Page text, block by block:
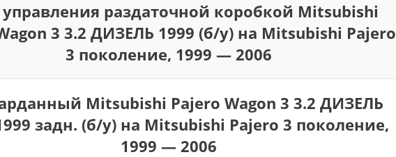
раздаточной коробкой Mitsubishi
3 3.2 ДИЗЕЛЬ 1999 (б/у) на Mitsubishi Pajero
3 поколение, 1999 — 2006
Mitsubishi Pajero Wagon 3 3.2 ДИЗЕЛЬ
задн. (б/у) на Mitsubishi Pajero 3 поколение,
1999 — 2006